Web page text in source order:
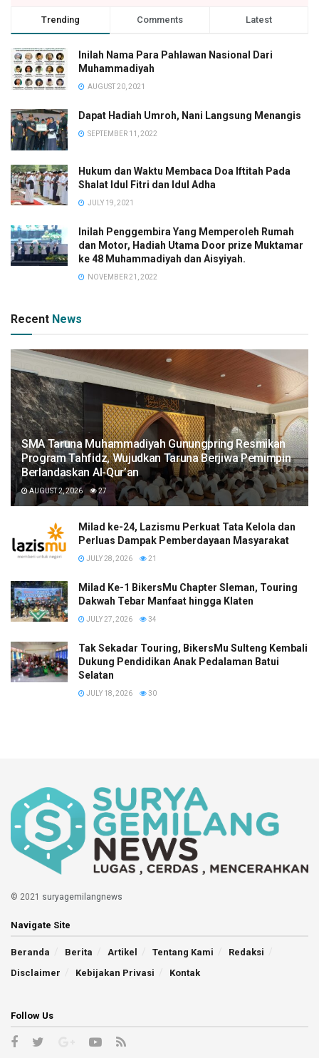
Trending Comments Latest
Inilah Nama Para Pahlawan Nasional Dari
Muhammadiyah
AUGUST 20, 2021
Dapat Hadiah Umroh, Nani Langsung Menangis
SEPTEMBER 11, 2022
Hukum dan Waktu Membaca Doa Iftitah Pada
Shalat Idul Fitri dan Idul Adha
JULY 19, 2021
Inilah Penggembira Yang Memperoleh Rumah
dan Motor, Hadiah Utama Door prize Muktamar
ke 48 Muhammadiyah dan Aisyiyah.
NOVEMBER 21, 2022
Recent News
SMA Taruna Muhammadiyah Gunungpring Resmikan
Program Tahfidz, Wujudkan Taruna Berjiwa Pemimpin
Berlandaskan Al-Qur’an
AUGUST 2, 2026 27
Milad ke-24, Lazismu Perkuat Tata Kelola dan
Perluas Dampak Pemberdayaan Masyarakat
JULY 28, 2026 21
Milad Ke-1 BikersMu Chapter Sleman, Touring
Dakwah Tebar Manfaat hingga Klaten
JULY 27, 2026 34
Tak Sekadar Touring, BikersMu Sulteng Kembali
Dukung Pendidikan Anak Pedalaman Batui
Selatan
JULY 18, 2026 30
© 2021 suryagemilangnews
Navigate Site
Beranda Berita Artikel Tentang Kami
Redaksi
Disclaimer
Kebijakan Privasi Kontak
Follow Us